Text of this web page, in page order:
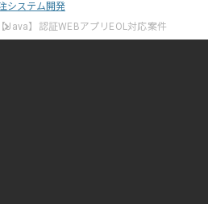
システム開発
【Java】認証WEBアプリEOL対応案件